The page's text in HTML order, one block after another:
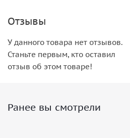
Отзывы
У данного товара нет отзывов.
Станьте первым, кто оставил
отзыв об этом товаре!
Ранее вы смотрели